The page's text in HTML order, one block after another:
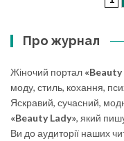
Про журнал
Жіночий портал «Beauty
моду, стиль, кохання,
Яскравий, сучасний,
«Beauty Lady», який
Ви до аудиторії наших